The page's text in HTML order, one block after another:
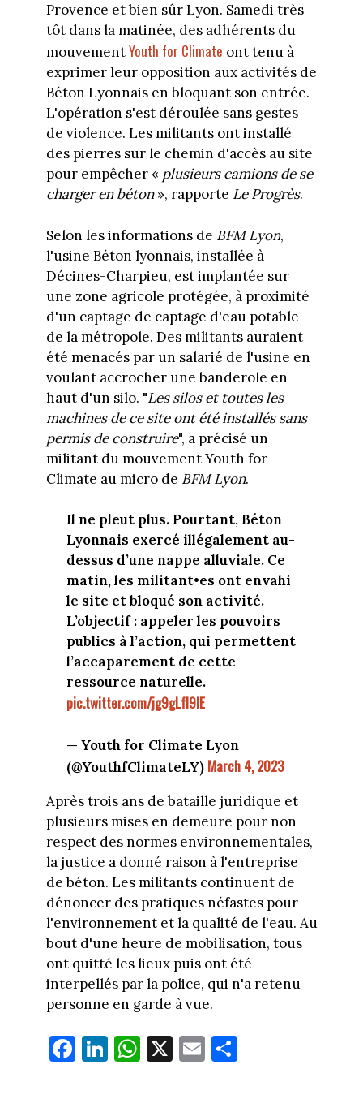
Provence et bien sûr Lyon. Samedi très
tôt dans la matinée, des adhérents du
mouvementYouth for Climate ont tenu à
exprimer leur opposition aux activités de
Béton Lyonnais en bloquant son entrée.
L'opération s'est déroulée sans gestes
de violence. Les militants ont installé
des pierres sur le chemin d'accès au site
pour empêcher « plusieurs camions de se
charger en béton», rapporte Le Progrès.
Selon les informations de BFM Lyon,
l'usine Béton lyonnais, installée à
Décines-Charpieu, est implantée sur
une zone agricole protégée, à proximité
d'un captage de captage d'eau potable
de la métropole. Des militants auraient
été menacés par un salarié de l'usine en
voulant accrocher une banderole en
haut d'un silo. "Les silos et toutes les
machines de ce site ont été installés sans
permis de construire", a précisé un
militant du mouvement Youth for
Climate au micro de BFM Lyon.
Il ne pleut plus. Pourtant, Béton
Lyonnais exercé illégalement au-
dessus d’une nappe alluviale. Ce
matin, les militant•es ont envahi
le site et bloqué son activité.
L’objectif : appeler les pouvoirs
publics à l’action, qui permettent
l’accaparement de cette
ressource naturelle.
pic.twitter.com/jg9gLfI9lE
— Youth for Climate Lyon
(@YouthfClimateLY) March 4, 2023
Après trois ans de bataille juridique et
plusieurs mises en demeure pour non
respect des normes environnementales,
la justice a donné raison à l'entreprise
de béton. Les militants continuent de
dénoncer des pratiques néfastes pour
l'environnement et la qualité de l'eau. Au
bout d'une heure de mobilisation, tous
ont quitté les lieux puis ont été
interpellés par la police, qui n'a retenu
personne en garde à vue.
Fa
ce
Li
nk
W
ha
X E
m
Pa